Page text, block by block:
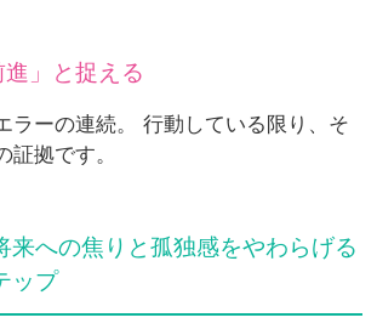
」と捉える
ラーの連続。 行動している限り、そ
証拠です。
来への焦りと孤独感をやわらげる
ップ